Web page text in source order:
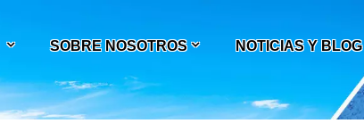
SOBRE NOSOTROS NOTICIAS Y BLOG